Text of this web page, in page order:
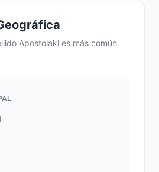
Apostolaki es más común